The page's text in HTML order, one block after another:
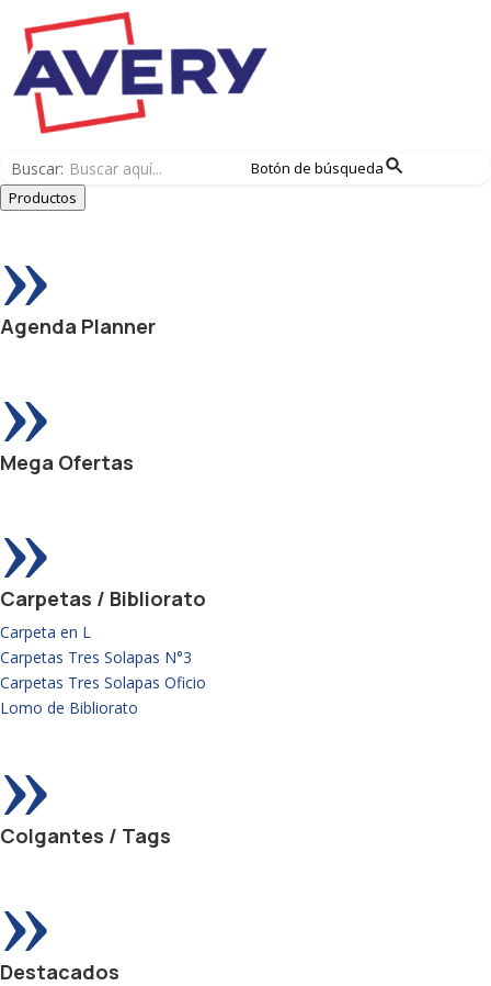
Buscar:
Botón de búsqueda
Productos
»
Agenda Planner
»
Mega Ofertas
»
Carpetas / Bibliorato
Carpeta en L
Carpetas Tres Solapas N°3
Carpetas Tres Solapas Oficio
Lomo de Bibliorato
»
Colgantes / Tags
»
Destacados